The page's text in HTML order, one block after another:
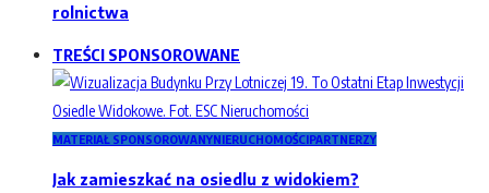
rolnictwa
TREŚCI SPONSOROWANE
MATERIAŁ SPONSOROWANYNIERUCHOMOŚCIPARTNERZY
Jak zamieszkać na osiedlu z widokiem?